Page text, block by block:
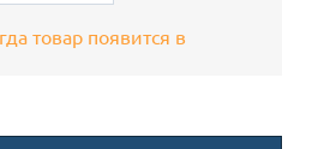
товар появится в